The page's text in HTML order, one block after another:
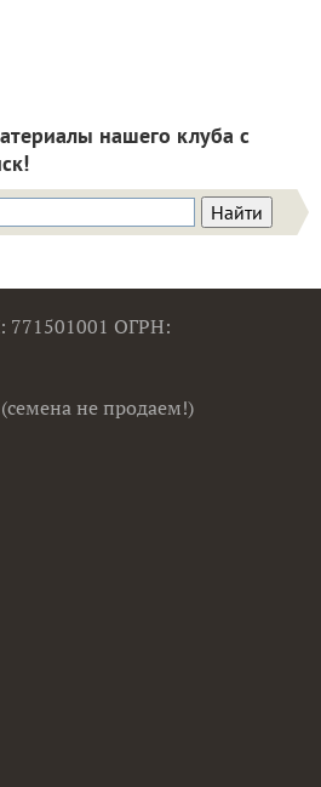
нашего клуба с
ОГРН:
не продаем!)